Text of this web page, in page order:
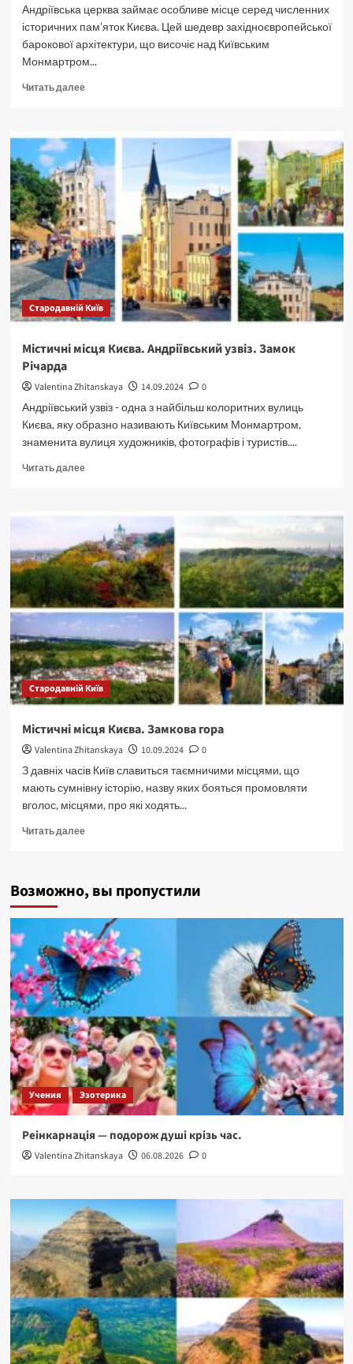
Андріївська церква займає особливе місце серед численних
історичних пам’яток Києва. Цей шедевр західноєвропейської
барокової архітектури, що височіє над Київським
Монмартром...
Читать далееПрочитать
місця
Києва.
Андріївська
церква
—
барокова
перлина.
Стародавній Київ
Містичні місця Києва. Андріївський узвіз. Замок
Річарда
Valentina Zhitanskaya 14.09.2024
0
Андріївський узвіз - одна з найбільш колоритних вулиць
Києва, яку образно називають Київським Монмартром,
знаменита вулиця художників, фотографів і туристів....
Читать далееПрочитать
Києва.
Андріївський
узвіз.
Замок
Річарда
Стародавній Київ
Містичні місця Києва. Замкова гора
Valentina Zhitanskaya 10.09.2024
0
З давніх часів Київ славиться таємничими місцями, що
мають сумнівну історію, назву яких бояться промовляти
вголос, місцями, про які ходять...
Читать далееПрочитать
місця
Замкова
гора
Возможно, вы пропустили
Учения Эзотерика
Реінкарнація — подорож душі крізь час.
Valentina Zhitanskaya 06.08.2026 0